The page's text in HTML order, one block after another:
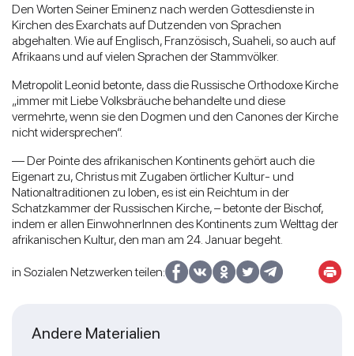
Den Worten Seiner Eminenz nach werden Gottesdienste in
Kirchen des Exarchats auf Dutzenden von Sprachen
abgehalten. Wie auf Englisch, Französisch, Suaheli, so auch auf
Afrikaans und auf vielen Sprachen der Stammvölker.
Metropolit Leonid betonte, dass die Russische Orthodoxe Kirche
„immer mit Liebe Volksbräuche behandelte und diese
vermehrte, wenn sie den Dogmen und den Canones der Kirche
nicht widersprechen“.
— Der Pointe des afrikanischen Kontinents gehört auch die
Eigenart zu, Christus mit Zugaben örtlicher Kultur- und
Nationaltraditionen zu loben, es ist ein Reichtum in der
Schatzkammer der Russischen Kirche, – betonte der Bischof,
indem er allen EinwohnerInnen des Kontinents zum Welttag der
afrikanischen Kultur, den man am 24. Januar begeht.
in Sozialen Netzwerken teilen:
Andere Materialien